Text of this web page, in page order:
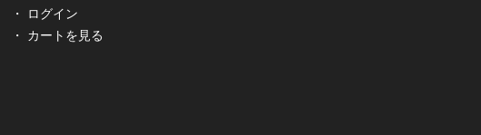
・ ログイン
・ カートを見る